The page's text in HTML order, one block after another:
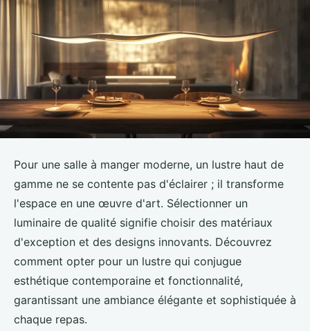
Pour une salle à manger moderne, un lustre haut de
gamme ne se contente pas d'éclairer ; il transforme
l'espace en une œuvre d'art. Sélectionner un
luminaire de qualité signifie choisir des matériaux
d'exception et des designs innovants. Découvrez
comment opter pour un lustre qui conjugue
esthétique contemporaine et fonctionnalité,
garantissant une ambiance élégante et sophistiquée à
chaque repas.